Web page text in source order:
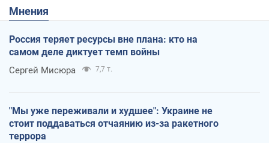
Мнения
Россия теряет ресурсы вне плана: кто на
самом деле диктует темп войны
Сергей Мисюра 7,7 т.
"Мы уже переживали и худшее": Украине не
стоит поддаваться отчаянию из-за ракетного
террора